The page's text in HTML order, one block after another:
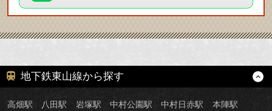
地下鉄東山線から探す
高畑駅 八田駅 岩塚駅 中村公園駅 中村日赤駅 本陣駅